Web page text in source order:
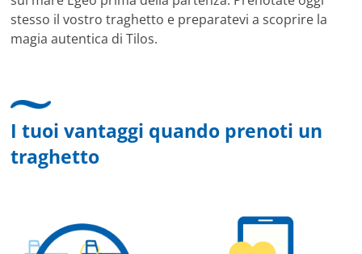
stesso il vostro traghetto e preparatevi a scoprire la
magia autentica di Tilos.
I tuoi vantaggi quando prenoti un
traghetto